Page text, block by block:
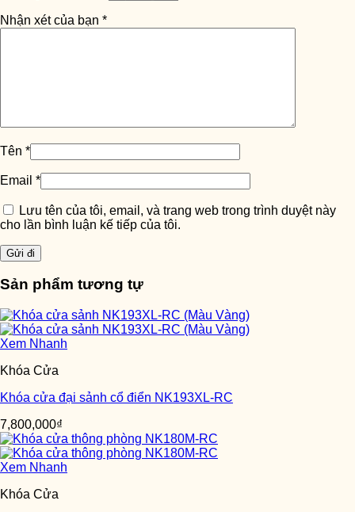
Nhận xét của bạn *
Tên *
Email *
Lưu tên của tôi, email, và trang web trong trình duyệt này
cho lần bình luận kế tiếp của tôi.
Sản phẩm tương tự
Xem Nhanh
Khóa Cửa
Khóa cửa đại sảnh cổ điển NK193XL-RC
7,800,000₫
Xem Nhanh
Khóa Cửa